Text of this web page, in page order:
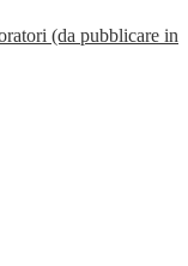
(da pubblicare in